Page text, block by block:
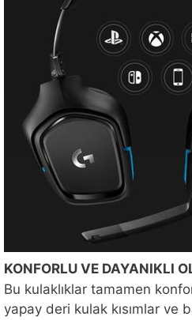
KONFORLU VE DAYANIKLI
Bu kulaklıklar tamamen
yapay deri kulak kısımlar ve